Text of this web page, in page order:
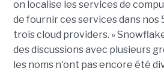
on localise les services de
de fournir ces services dans nos
trois cloud providers. »
des discussions avec plusieurs
les noms n'ont pas encore été